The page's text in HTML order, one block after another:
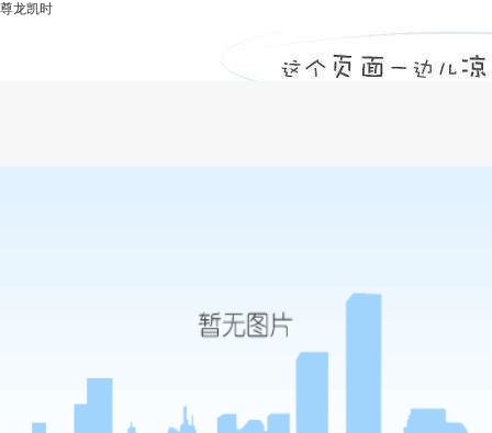
遇良机河南建基底蕴迸发 工程管理再显雄
尊龙凯时